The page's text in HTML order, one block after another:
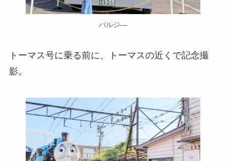
バルジ―
トーマス号に乗る前に、トーマスの近くで記念撮
影。